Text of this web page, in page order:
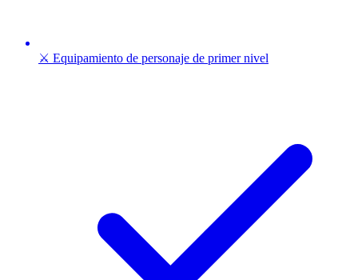
⚔️ Equipamiento de personaje de primer nivel